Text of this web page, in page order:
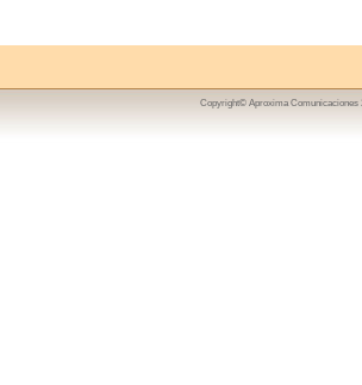
Copyright© Aproxima Comunicaciones